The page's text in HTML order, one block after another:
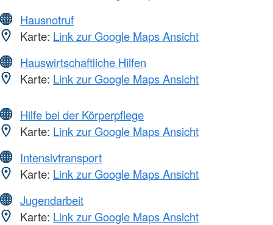
Hausnotruf
Karte: Link zur Google Maps Ansicht
Hauswirtschaftliche Hilfen
Karte: Link zur Google Maps Ansicht
Hilfe bei der Körperpflege
Karte: Link zur Google Maps Ansicht
Intensivtransport
Karte: Link zur Google Maps Ansicht
Jugendarbeit
Karte: Link zur Google Maps Ansicht